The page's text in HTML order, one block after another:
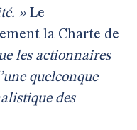
»Le
la Charte de
les actionnaires
quelconque
des